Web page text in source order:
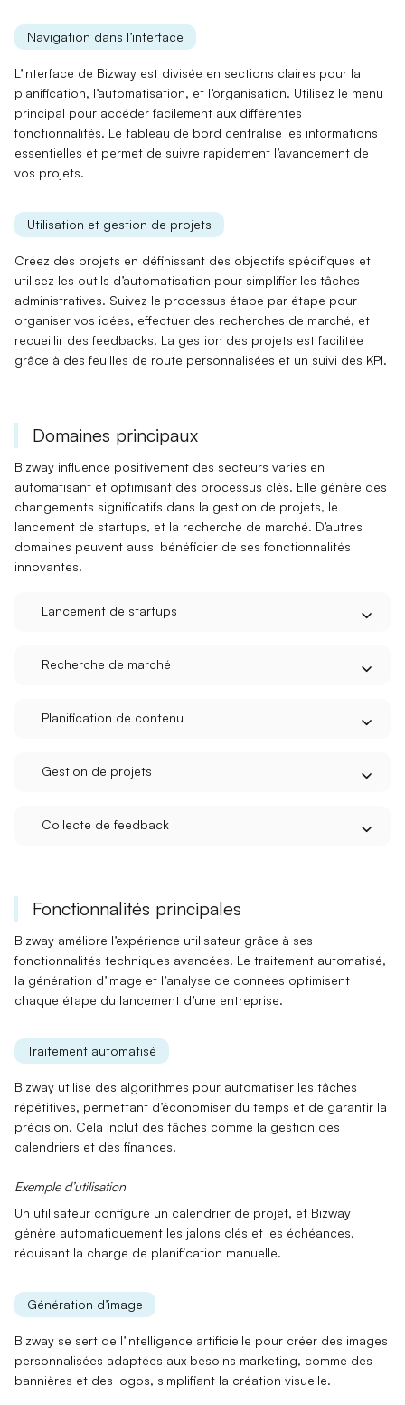
Navigation dans l’interface
L’interface de Bizway est divisée en sections claires pour la
planification, l’automatisation, et l’organisation. Utilisez le menu
principal pour accéder facilement aux différentes
fonctionnalités. Letableau de bord centralise les informations
essentielles et permet de suivre rapidement l’avancement de
vos projets.
Utilisation et gestion de projets
Créez des projets en définissant des objectifs spécifiques et
utilisez les outils d’automatisation pour simplifier les tâches
administratives. Suivez le processus étape par étape pour
organiser vos idées, effectuer des recherches de marché, et
recueillir des feedbacks. La gestion des projets est facilitée
grâce à des feuilles de route personnalisées et un suivi des KPI.
Domaines principaux
Bizway influence positivement des secteurs variés en
automatisant et optimisant des processus clés. Elle génère des
changements significatifs dans la gestion de projets, le
lancement de startups, et la recherche de marché. D’autres
domaines peuvent aussi bénéficier de ses fonctionnalités
innovantes.
Lancement de startups
Recherche de marché
Planification de contenu
Gestion de projets
Collecte de feedback
Fonctionnalités principales
Bizway améliore l’expérience utilisateur grâce à ses
fonctionnalités techniques avancées. Letraitement automatisé,
la génération d’image et l’analyse de données optimisent
chaque étape du lancement d’une entreprise.
Traitement automatisé
Bizway utilise des algorithmes pour automatiser les tâches
répétitives, permettant d’économiser du temps et de garantir la
précision. Cela inclut des tâches comme la gestion des
calendriers et des finances.
Exemple d’utilisation
Un utilisateur configure un calendrier de projet, et Bizway
génère automatiquement les jalons clés et les échéances,
réduisant la charge de planification manuelle.
Génération d’image
Bizway se sert de l’intelligence artificielle pour créer des images
personnalisées adaptées aux besoins marketing, comme des
bannières et des logos, simplifiant la création visuelle.